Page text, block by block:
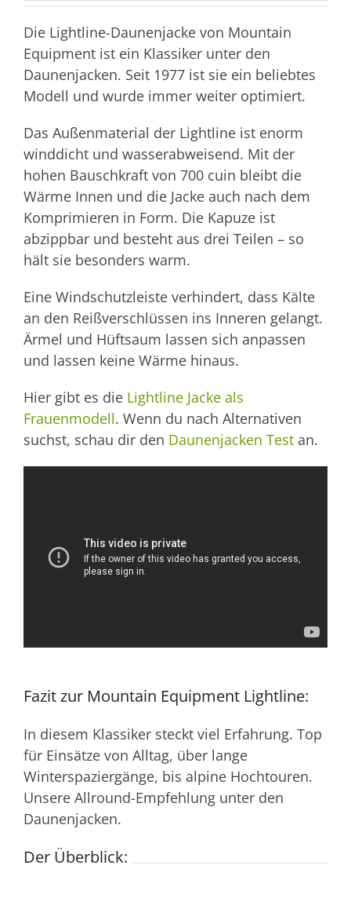
Die Lightline-Daunenjacke von Mountain
Equipment ist ein Klassiker unter den
Daunenjacken. Seit 1977 ist sie ein beliebtes
Modell und wurde immer weiter optimiert.
Das Außenmaterial der Lightline ist enorm
winddicht und wasserabweisend. Mit der
hohen Bauschkraft von 700 cuin bleibt die
Wärme Innen und die Jacke auch nach dem
Komprimieren in Form. Die Kapuze ist
abzippbar und besteht aus drei Teilen – so
hält sie besonders warm.
Eine Windschutzleiste verhindert, dass Kälte
an den Reißverschlüssen ins Inneren gelangt.
Ärmel und Hüftsaum lassen sich anpassen
und lassen keine Wärme hinaus.
Hier gibt es die Lightline Jacke als
Frauenmodell. Wenn du nach Alternativen
suchst, schau dir den Daunenjacken Test an.
Fazit zur Mountain Equipment Lightline:
In diesem Klassiker steckt viel Erfahrung. Top
für Einsätze von Alltag, über lange
Winterspaziergänge, bis alpine Hochtouren.
Unsere Allround-Empfehlung unter den
Daunenjacken.
Der Überblick: